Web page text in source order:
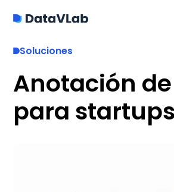
Soluciones
Anotación
para startups